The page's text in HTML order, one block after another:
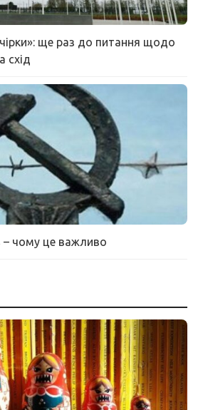
ще раз до питання щодо
схід
– чому це важливо